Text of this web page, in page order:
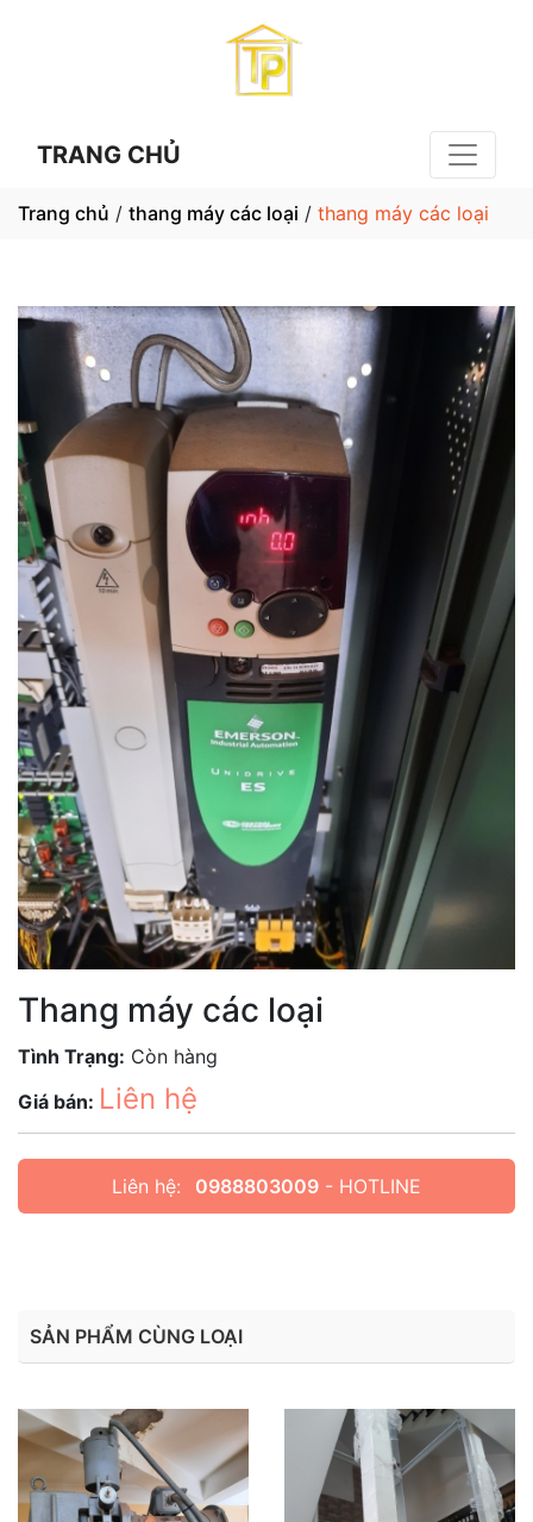
TRANG CHỦ
Trang chủ / thang máy các loại / thang máy các loại
Thang máy các loại
Tình Trạng: Còn hàng
Giá bán: Liên hệ
Liên hệ: 0988803009 - HOTLINE
SẢN PHẨM CÙNG LOẠI